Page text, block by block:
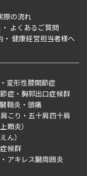
際の流れ
よくあるご質問
健康経営担当者様へ
変形性膝関節症
症
胸郭出口症候群
腱鞘炎
頭痛
肩こり
五十肩四十肩
顆炎）
ん）
候群
アキレス腱周囲炎